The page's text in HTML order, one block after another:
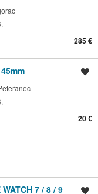
285 €
20 €
7 / 8 / 9